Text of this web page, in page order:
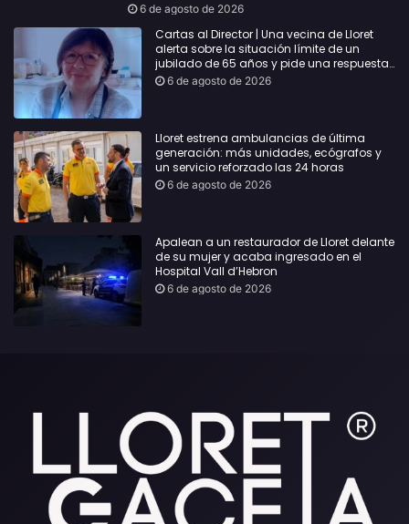
6 de agosto de 2026
Cartas al Director | Una vecina de Lloret
alerta sobre la situación límite de un
jubilado de 65 años y pide una respuesta
urgente
6 de agosto de 2026
Lloret estrena ambulancias de última
generación: más unidades, ecógrafos y
un servicio reforzado las 24 horas
6 de agosto de 2026
Apalean a un restaurador de Lloret delante
de su mujer y acaba ingresado en el
Hospital Vall d’Hebron
6 de agosto de 2026